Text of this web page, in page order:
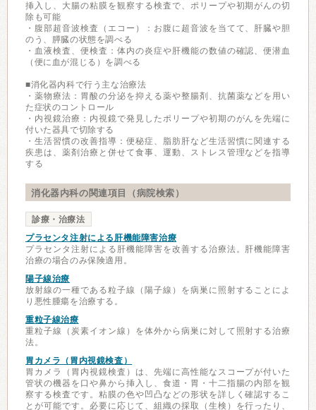
挿入し、大腸の粘膜を観察する検査で、ポリープや初期がんの切
除も可能
・腹部超音波検査（エコー）：お腹に超音波を当てて、肝臓や胆
のう、膵臓の状態を調べる
・血液検査、便検査：体内の炎症や肝機能の数値の確認、便潜血
（便に血が混じる）を調べる
■消化器内科で行う主な治療法
・薬物療法：胃酸の分泌を抑える薬や整腸剤、抗菌薬などを用い
た症状のコントロール
・内視鏡治療：内視鏡で発見したポリープや初期のがんを先端に
付いた器具で切除する
・生活習慣の改善指導：便秘症、脂肪肝など生活習慣に関連する
疾患は、薬剤治療と併せて食事、運動、ストレス管理などを指導
する
消化器内科の関連項目（病院検索）
診療・治療法
プラセンタ注射による肝機能障害治療
プラセンタ注射による肝機能障害を改善する治療法。肝機能障害
治療の場合のみ保険適用。
陽子線治療
放射線の一種である粒子線（陽子線）を病巣に照射することによ
り悪性腫瘍を治療する。
重粒子線治療
重粒子線（炭素イオン線）を体外から病巣に対して照射する治療
法。
胃カメラ（胃内視鏡検査）
胃カメラ（胃内視鏡検査）は、先端に高性能なスコープが付いた
管状の機器を口や鼻から挿入し、食道・胃・十二指腸の内部を観
察する検査です。粘膜の色や凹凸などの形状を詳しく確認するこ
とが可能です。必要に応じて、組織の採取（生検）を行ったり、